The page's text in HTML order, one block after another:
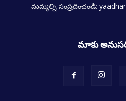
మమ్మల్ని సంప్రదించండి:
మాకు